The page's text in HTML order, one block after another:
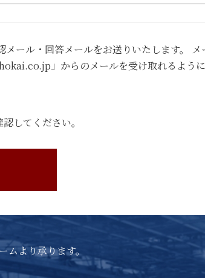
ール・回答メールをお送りいたします。 メ
」からのメールを受け取れるよう
してください。
ムより承ります。